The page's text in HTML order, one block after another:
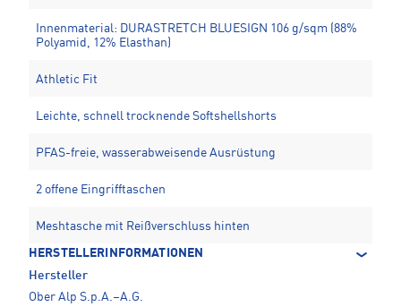
Innenmaterial: DURASTRETCH BLUESIGN 106 g/sqm (88%
Polyamid, 12% Elasthan)
Athletic Fit
Leichte, schnell trocknende Softshellshorts
PFAS-freie, wasserabweisende Ausrüstung
2 offene Eingrifftaschen
Meshtasche mit Reißverschluss hinten
HERSTELLERINFORMATIONEN
Hersteller
Ober Alp S.p.A.–A.G.